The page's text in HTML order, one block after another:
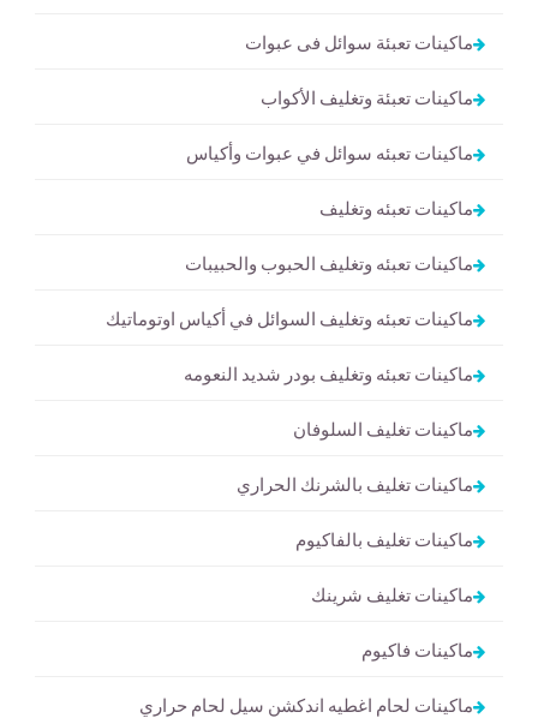
ماكينات تعبئة سوائل فى عبوات
ماكينات تعبئة وتغليف الأكواب
ماكينات تعبئه سوائل في عبوات وأكياس
ماكينات تعبئه وتغليف
ماكينات تعبئه وتغليف الحبوب والحبيبات
ماكينات تعبئه وتغليف السوائل في أكياس اوتوماتيك
ماكينات تعبئه وتغليف بودر شديد النعومه
ماكينات تغليف السلوفان
ماكينات تغليف بالشرنك الحراري
ماكينات تغليف بالفاكيوم
ماكينات تغليف شرينك
ماكينات فاكيوم
ماكينات لحام اغطيه اندكشن سيل لحام حراري